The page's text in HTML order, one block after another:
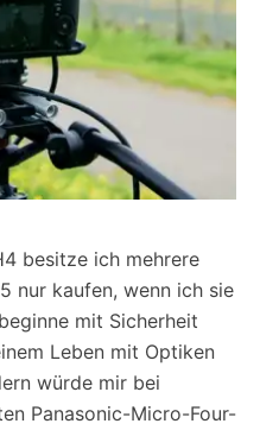
besitze ich mehrere
nur kaufen, wenn ich sie
mit Sicherheit
Leben mit Optiken
würde mir bei
Panasonic-Micro-Four-